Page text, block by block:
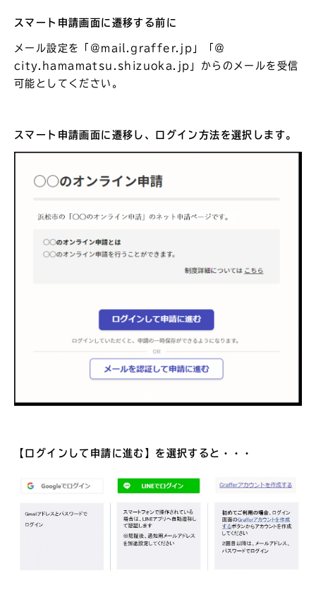
スマート申請画面に遷移する前に
メール設定を「@mail.graffer.jp」「＠
city.hamamatsu.shizuoka.jp」からのメールを受信
可能としてください。
スマート申請画面に遷移し、ログイン方法を選択します。
【ログインして申請に進む】を選択すると・・・